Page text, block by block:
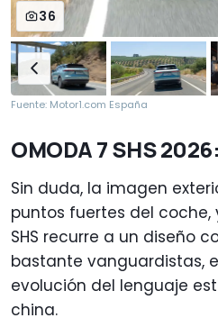
36
Fuente: Motor1.com España
OMODA 7 SHS
Sin duda, la imagen
puntos fuertes del coche,
SHS recurre a un diseño
bastante vanguardistas,
evolución del lenguaje
china.